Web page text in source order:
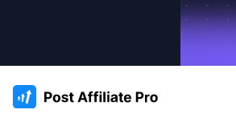
:site.title